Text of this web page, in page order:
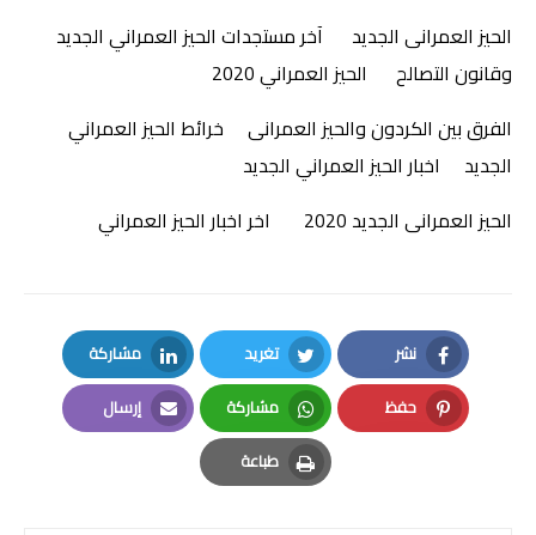
الحيز العمرانى الجديد
آخر مستجدات الحيز العمراني الجديد
وقانون التصالح
الحيز العمراني 2020
الفرق بين الكردون والحيز العمرانى
خرائط الحيز العمراني
الجديد
اخبار الحيز العمراني الجديد
الحيز العمرانى الجديد 2020
اخر اخبار الحيز العمراني
نشر
Facebook
تغريد
Twitter
مشاركة
LinkedIn
حفظ
Pinterest
مشاركة
Whatsapp
إرسال
Email
طباعة
Print